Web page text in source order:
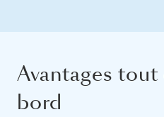
Avantages
bord